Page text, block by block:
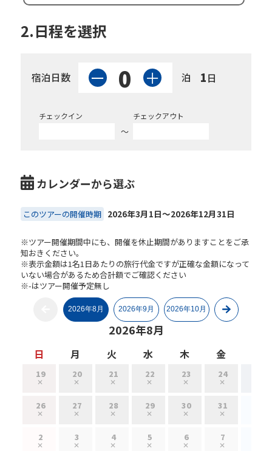
2.日程を選択
宿泊日数 ー 0 ＋ 泊 1日
チェックイン チェックアウト
カレンダーから選ぶ
このツアーの開催時期 2026年3月1日〜2026年12月31日
※ツアー開催期間中にも、開催を休止期間がありますことをご承
知おきください。
※表示金額は1名1日あたりの旅行代金ですが正確な金額になって
いない場合があるため合計額でご確認ください
※-はツアー開催予定無し
2026年8月 2026年9月 2026年10月
2026年8月
日 月 火 水 木 金
19
✕
20
✕
21
✕
22
✕
23
✕
24
✕
26
✕
27
✕
28
✕
29
✕
30
✕
31
✕
2
✕
3
✕
4
✕
5
✕
6
✕
7
✕